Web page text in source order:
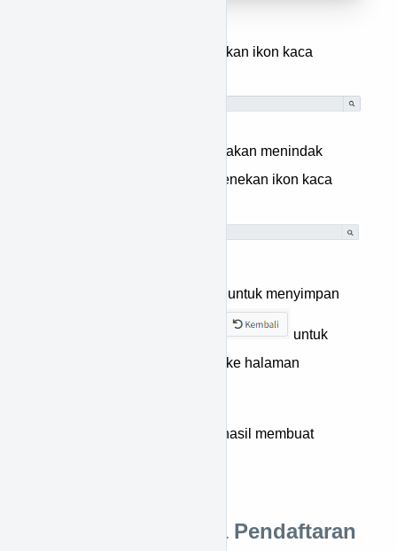
Pilih klinik dengan menekan ikon kaca
Pilih tenaga medis yang akan menindak
lanjuti pasien dengan menekan ikon kaca
untuk menyimpan
untuk
membatalkan & kembali ke halaman
Selamat, Anda telah berhasil membuat
Cara Merubah Data Pendaftaran